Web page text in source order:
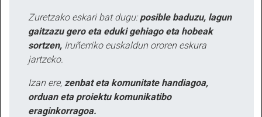
Zuretzako eskari bat dugu: posible baduzu, lagun
gaitzazu gero eta eduki gehiago eta hobeak
sortzen, Iruñerriko euskaldun ororen eskura
jartzeko.
Izan ere, zenbat eta komunitate handiagoa,
orduan eta proiektu komunikatibo
eraginkorragoa.